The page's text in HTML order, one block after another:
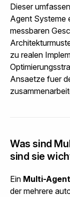
Dieser
Agent Systeme
messbaren
zu realen
Ansaetze fuer
Was sind
sind sie
Ein Multi-
der mehrere